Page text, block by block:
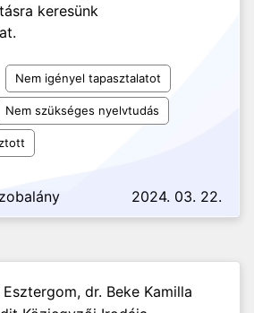
keresünk
Nem igényel tapasztalatot
Nem szükséges nyelvtudás
2024. 03. 22.
Esztergom, dr. Beke Kamilla